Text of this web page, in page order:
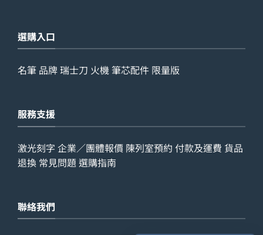
選購入口
名筆 品牌瑞士刀 火機筆芯配件 限量版
服務支援
激光刻字 企業／團體報價 陳列室預約 付款及運費 貨品
退換 常見問題 選購指南
聯絡我們